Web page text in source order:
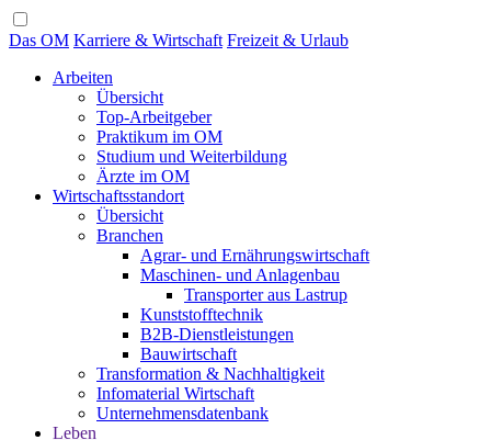
Das OM Karriere & Wirtschaft Freizeit & Urlaub
Arbeiten
Übersicht
Top-Arbeitgeber
Praktikum im OM
Studium und Weiterbildung
Ärzte im OM
Wirtschaftsstandort
Übersicht
Branchen
Agrar- und Ernährungswirtschaft
Maschinen- und Anlagenbau
Transporter aus Lastrup
Kunststofftechnik
B2B-Dienstleistungen
Bauwirtschaft
Transformation & Nachhaltigkeit
Infomaterial Wirtschaft
Unternehmensdatenbank
Leben